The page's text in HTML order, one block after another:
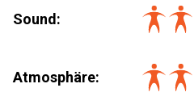
Sound:
Atmosphäre: